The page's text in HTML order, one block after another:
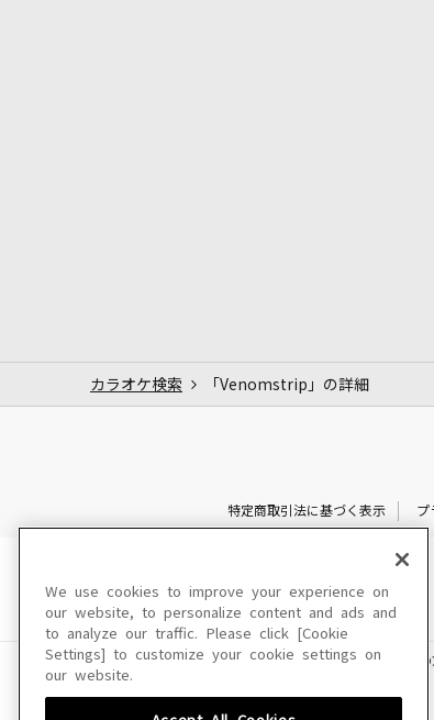
カラオケ検索 「Venomstrip」の詳細
特定商取引法に基づく表示
プ
このサイトに掲載されている一切
We use cookies to improve your experience on
our website, to personalize content and ads and
to analyze our traffic. Please click [Cookie
Settings] to customize your cookie settings on
our website.